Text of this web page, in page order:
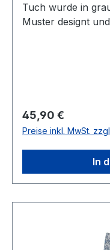
Tuch wurde in
Muster designt
Reinigung
190023Name.:
Regulärer Preis:
45,90 €
Preise inkl. MwSt.
In